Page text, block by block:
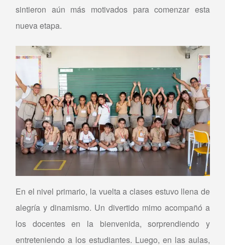
sintieron aún más motivados para comenzar esta
nueva etapa.
En el nivel primario, la vuelta a clases estuvo llena de
alegría y dinamismo. Un divertido mimo acompañó a
los docentes en la bienvenida, sorprendiendo y
entreteniendo a los estudiantes. Luego, en las aulas,